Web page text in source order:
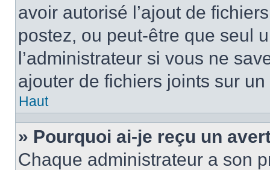
avoir autorisé l’ajout de
postez, ou peut-être que seul
l’administrateur si vous ne
ajouter de fichiers joints sur un
Haut
» Pourquoi ai-je reçu un
Chaque administrateur a son